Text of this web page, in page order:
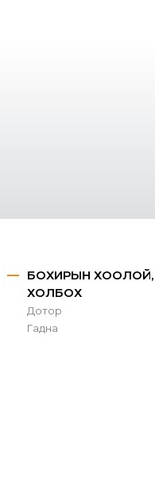
БОХИРЫН ХООЛОЙ,
ХОЛБОХ
Дотор
Гадна